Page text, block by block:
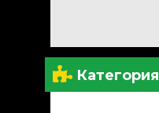
Категория